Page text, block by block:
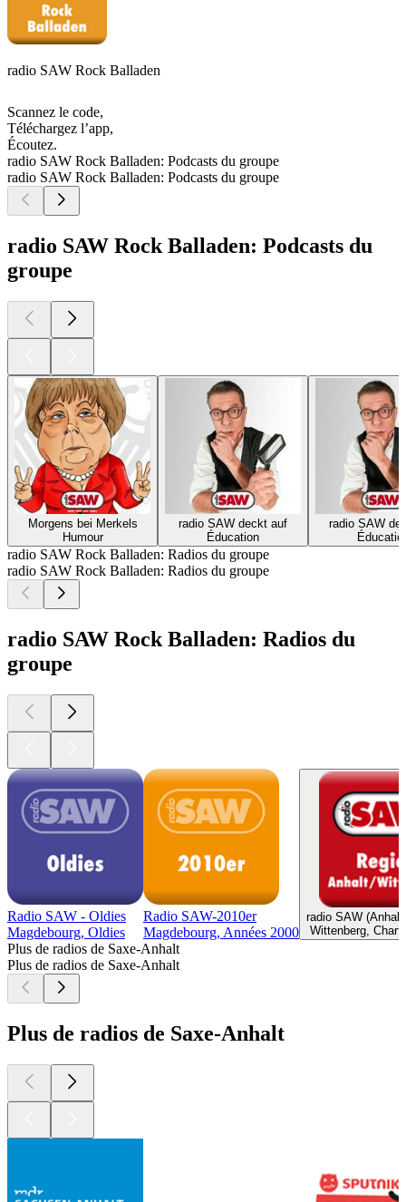
radio SAW Rock Balladen
Scannez le code,
Téléchargez l’app,
Écoutez.
radio SAW Rock Balladen: Podcasts du groupe
radio SAW Rock Balladen: Podcasts du groupe
radio SAW Rock Balladen: Podcasts du
groupe
Morgens bei Merkels
Humour
radio SAW deckt auf
Éducation
radio SAW
radio SAW Rock Balladen: Radios du groupe
radio SAW Rock Balladen: Radios du groupe
radio SAW Rock Balladen: Radios du
groupe
Radio SAW - Oldies
Magdebourg, Oldies
Radio SAW-2010er
Magdebourg, Années 2000
radio SAW
Wittenberg,
Plus de radios de Saxe-Anhalt
Plus de radios de Saxe-Anhalt
Plus de radios de Saxe-Anhalt